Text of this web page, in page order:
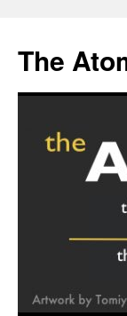
content
The